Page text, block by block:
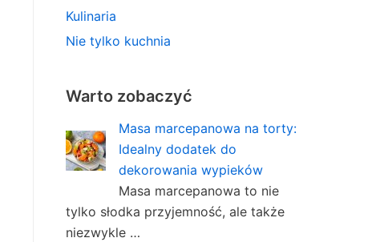
Kulinaria
Nie tylko kuchnia
Warto zobaczyć
Masa marcepanowa na torty:
Idealny dodatek do
dekorowania wypieków
Masa marcepanowa to nie
tylko słodka przyjemność, ale także
niezwykle …